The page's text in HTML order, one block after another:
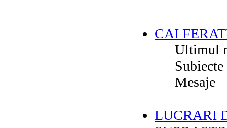
CAI
Ultimul
Subiecte
Mesaje
LUCRARI